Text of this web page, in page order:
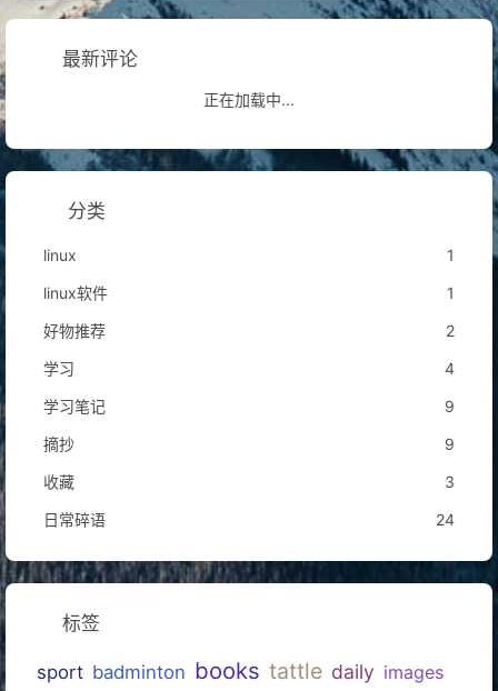
最新评论
正在加载中...
分类
linux
1
linux软件
1
好物推荐
2
学习
4
学习笔记
9
摘抄
9
收藏
3
日常碎语
24
标签
sport badminton books tattle daily images